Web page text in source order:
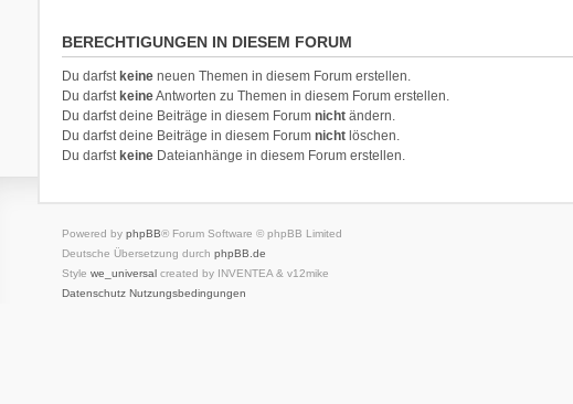
BERECHTIGUNGEN IN DIESEM FORUM
Du darfst keineneuen Themen in diesem Forum erstellen.
Du darfst keineAntworten zu Themen in diesem Forum erstellen.
Du darfst deine Beiträge in diesem Forum nichtändern.
Du darfst deine Beiträge in diesem Forum nichtlöschen.
Du darfst keineDateianhänge in diesem Forum erstellen.
Powered by phpBB® Forum Software © phpBB Limited
Deutsche Übersetzung durch phpBB.de
Style we_universal created by INVENTEA & v12mike
Datenschutz Nutzungsbedingungen